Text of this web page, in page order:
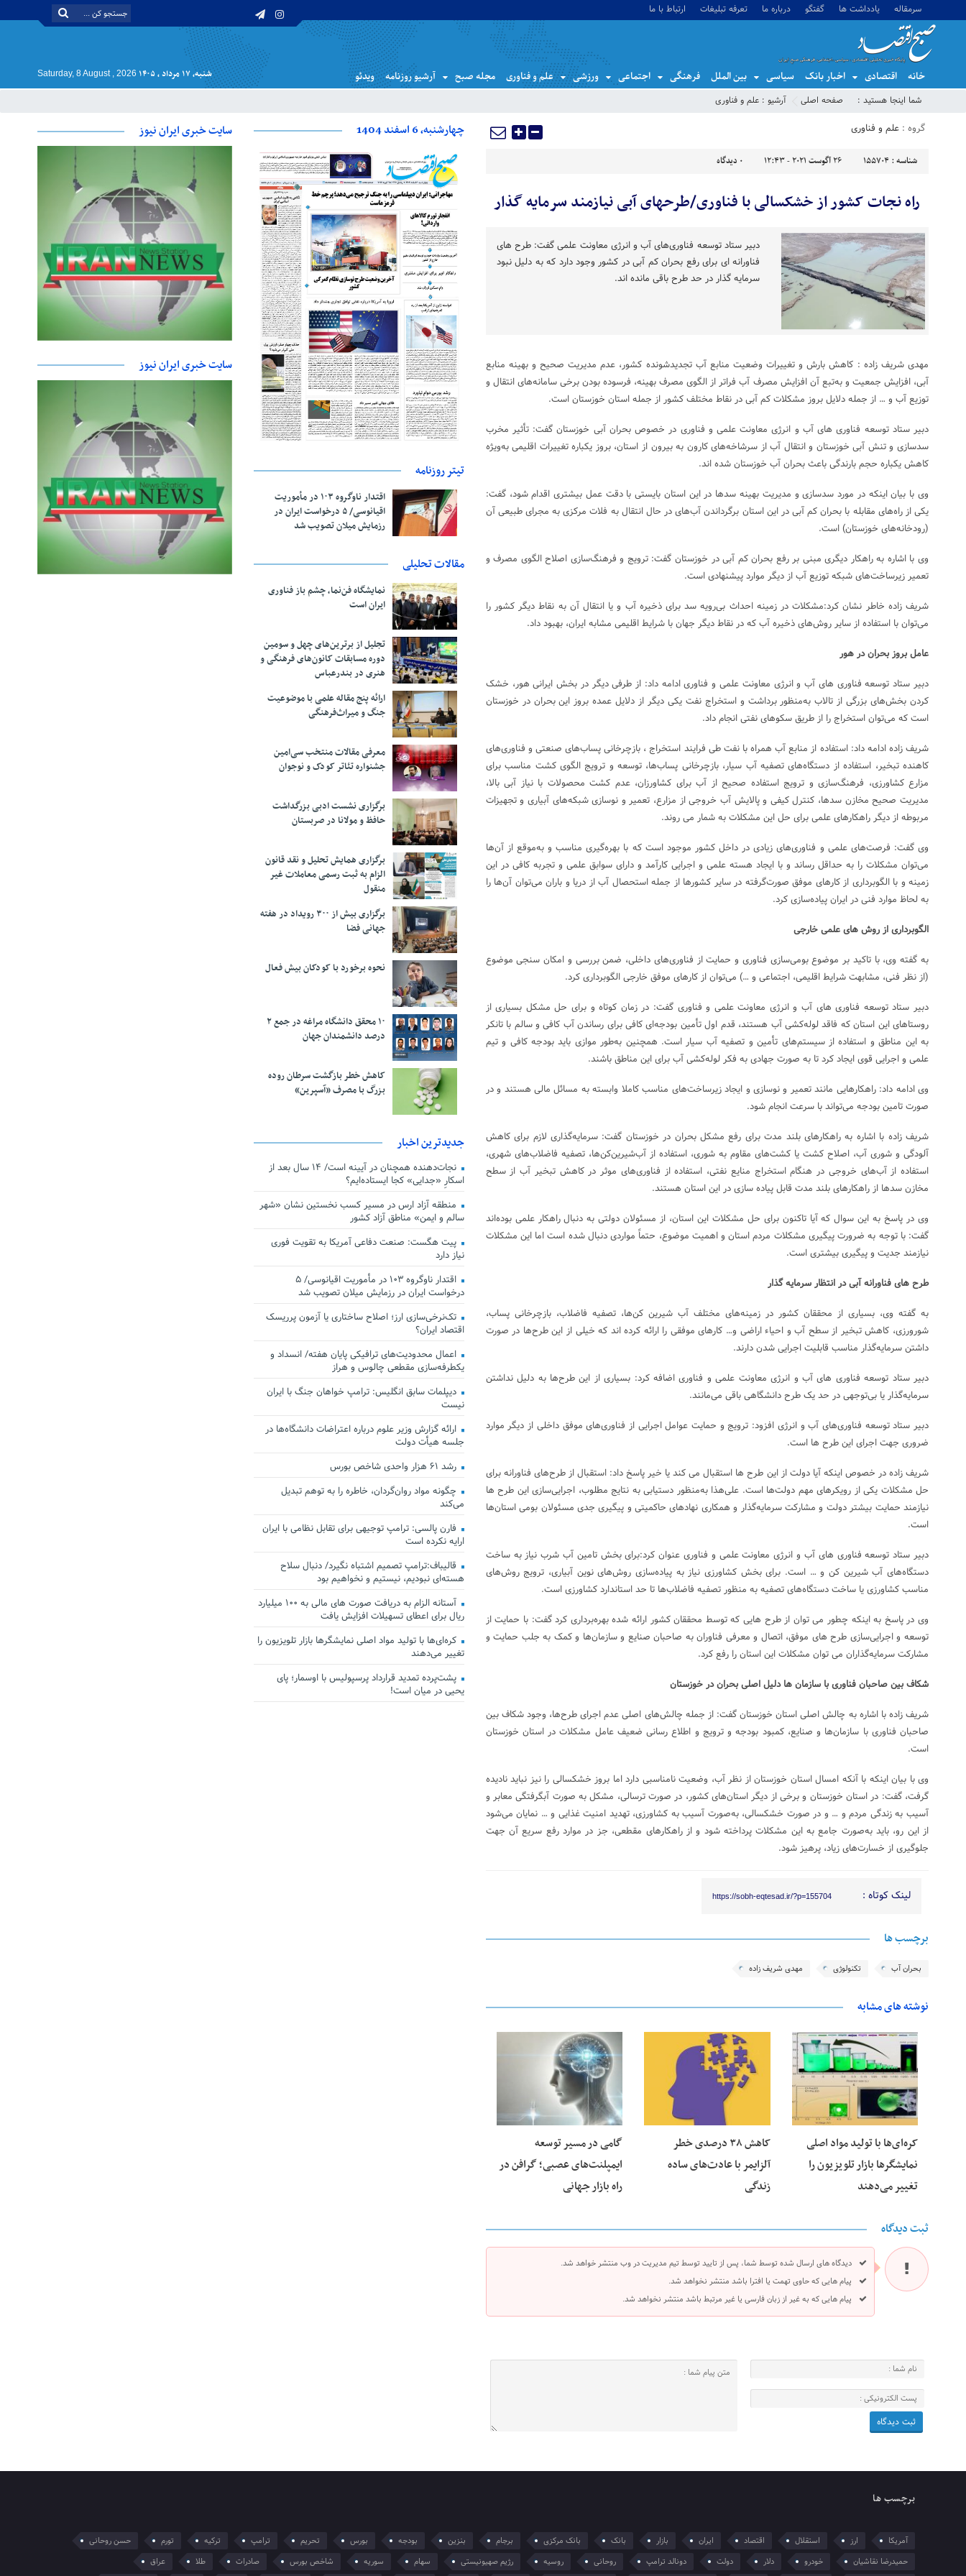
سرمقاله یادداشت ها گفتگو درباره ما تعرفه تبلیغات ارتباط با ما
خانه اقتصادی اخبار بانک سیاسی بین الملل فرهنگی اجتماعی ورزشی علم و فناوری مجله صبح آرشیو روزنامه ویدئو شنبه, ۱۷ مرداد , ۱۴۰۵ Saturday, 8 August , 2026
شما اینجا هستید : صفحه اصلی آرشیو : علم و فناوری
گروه : علم و فناوری
شناسه : 155704 26 آگوست 2021 - 12:43 0 دیدگاه
راه نجات کشور از خشکسالی با فناوری/طرحهای آبی نیازمند سرمایه گذار
دبیر ستاد توسعه فناوری‌های آب و انرژی معاونت علمی گفت: طرح های
فناورانه ای برای رفع بحران کم آبی در کشور وجود دارد که به دلیل نبود
سرمایه گذار در حد طرح باقی مانده اند.
مهدی شریف زاده : کاهش بارش و تغییرات وضعیت منابع آب تجدیدشونده کشور، عدم مدیریت صحیح و بهینه منابع
آبی، افزایش جمعیت و به‌تبع آن افزایش مصرف آب فراتر از الگوی مصرف بهینه، فرسوده بودن برخی سامانه‌های انتقال و
توزیع آب و … از جمله دلایل بروز مشکلات کم آبی در نقاط مختلف کشور از جمله استان خوزستان است.
دبیر ستاد توسعه فناوری های آب و انرژی معاونت علمی و فناوری در خصوص بحران آبی خوزستان گفت: تأثیر مخرب
سدسازی و تنش آبی خوزستان و انتقال آب از سرشاخه‌های کارون به بیرون از استان، بروز یکباره تغییرات اقلیمی به‌ویژه
کاهش یکباره حجم بارندگی باعث بحران آب خوزستان شده اند.
وی با بیان اینکه در مورد سدسازی و مدیریت بهینه سدها در این استان بایستی با دقت عمل بیشتری اقدام شود، گفت:
یکی از راه‌های مقابله با بحران کم آبی در این استان برگرداندن آب‌های در حال انتقال به فلات مرکزی به مجرای طبیعی آن
(رودخانه‌های خوزستان) است.
وی با اشاره به راهکار دیگری مبنی بر رفع بحران کم آبی در خوزستان گفت: ترویج و فرهنگ‌سازی اصلاح الگوی مصرف و
تعمیر زیرساخت‌های شبکه توزیع آب از دیگر موارد پیشنهادی است.
شریف زاده خاطر نشان کرد:مشکلات در زمینه احداث بی‌رویه سد برای ذخیره آب و یا انتقال آن به نقاط دیگر کشور را
می‌توان با استفاده از سایر روش‌های ذخیره آب که در نقاط دیگر جهان با شرایط اقلیمی مشابه ایران، بهبود داد.
عامل بروز بحران در هور
دبیر ستاد توسعه فناوری های آب و انرژی معاونت علمی و فناوری ادامه داد: از طرفی دیگر در بخش ایرانی هور، خشک
کردن بخش‌های بزرگی از تالاب به‌منظور برداشت و استخراج نفت یکی دیگر از دلایل عمده بروز این بحران در خوزستان
است که می‌توان استخراج را از طریق سکوهای نفتی انجام داد.
شریف زاده ادامه داد: استفاده از منابع آب همراه با نفت طی فرایند استخراج ، بازچرخانی پساب‌های صنعتی و فناوری‌های
کاهنده تبخیر، استفاده از دستگاه‌های تصفیه آب سیار، بازچرخانی پساب‌ها، توسعه و ترویج الگوی کشت مناسب برای
مزارع کشاورزی، فرهنگ‌سازی و ترویج استفاده صحیح از آب برای کشاورزان، عدم کشت محصولات با نیاز آبی بالا،
مدیریت صحیح مخازن سدها، کنترل کیفی و پالایش آب خروجی از مزارع، تعمیر و نوسازی شبکه‌های آبیاری و تجهیزات
مربوطه از دیگر راهکارهای علمی برای حل این مشکلات به شمار می روند.
وی گفت: فرصت‌های علمی و فناوری‌های زیادی در داخل کشور موجود است که با بهره‌گیری مناسب و به‌موقع از آن‌ها
می‌توان مشکلات را به حداقل رساند و با ایجاد هسته علمی و اجرایی کارآمد و دارای سوابق علمی و تجربه کافی در این
زمینه و با الگوبرداری از کارهای موفق صورت‌گرفته در سایر کشورها از جمله استحصال آب از دریا و باران می‌توان آن‌ها را
به لحاظ موارد فنی در ایران پیاده‌سازی کرد.
الگوبرداری از روش های علمی خارجی
به گفته وی، با تاکید بر موضوع بومی‌سازی فناوری و حمایت از فناوری‌های داخلی، ضمن بررسی و امکان سنجی موضوع
(از نظر فنی، مشابهت شرایط اقلیمی، اجتماعی و …) می‌توان از کارهای موفق خارجی الگوبرداری کرد.
دبیر ستاد توسعه فناوری های آب و انرژی معاونت علمی و فناوری گفت: در زمان کوتاه و برای حل مشکل بسیاری از
روستاهای این استان که فاقد لوله‌کشی آب هستند، قدم اول تأمین بودجه‌ای کافی برای رساندن آب کافی و سالم با تانکر
به این مناطق و استفاده از سیستم‌های تأمین و تصفیه آب سیار است. همچنین به‌طور موازی باید بودجه کافی و تیم
علمی و اجرایی قوی ایجاد کرد تا به صورت جهادی به فکر لوله‌کشی آب برای این مناطق باشند.
وی ادامه داد: راهکارهایی مانند تعمیر و نوسازی و ایجاد زیرساخت‌های مناسب کاملا وابسته به مسائل مالی هستند و در
صورت تامین بودجه می‌تواند با سرعت انجام شود.
شریف زاده با اشاره به راهکارهای بلند مدت برای رفع مشکل بحران در خوزستان گفت: سرمایه‌گذاری لازم برای کاهش
آلودگی و شوری آب، اصلاح کشت یا کشت‌های مقاوم به شوری، استفاده از آب‌شیرین‌کن‌ها، تصفیه فاضلاب‌های شهری،
استفاده از آب‌های خروجی در هنگام استخراج منایع نفتی، استفاده از فناوری‌های موثر در کاهش تبخیر آب از سطح
مخازن سدها از راهکارهای بلند مدت قابل پیاده سازی در این استان هستند.
وی در پاسخ به این سوال که آیا تاکنون برای حل مشکلات این استان، از مسئولان دولتی به دنبال راهکار علمی بوده‌اند
گفت: با توجه به ضرورت پیگیری مشکلات مردم استان و اهمیت موضوع، حتماً مواردی دنبال شده است اما این مشکلات
نیازمند جدیت و پیگیری بیشتری است.
طرح های فناورانه آبی در انتظار سرمایه گذار
به گفته وی، بسیاری از محققان کشور در زمینه‌های مختلف آب شیرین کن‌ها، تصفیه فاضلاب، بازچرخانی پساب،
شورورزی، کاهش تبخیر از سطح آب و احیاء اراضی و… کارهای موفقی را ارائه کرده‌ اند که خیلی از این طرح‌ها در صورت
داشتن سرمایه‌گذار مناسب قابلیت اجرایی شدن دارند.
دبیر ستاد توسعه فناوری های آب و انرژی معاونت علمی و فناوری اضافه کرد: بسیاری از این طرح‌ها به دلیل نداشتن
سرمایه‌گذار یا بی‌توجهی در حد یک طرح دانشگاهی باقی می‌مانند.
دبیر ستاد توسعه فناوری‌های آب و انرژی افزود: ترویج و حمایت عوامل اجرایی از فناوری‌های موفق داخلی از دیگر موارد
ضروری جهت اجرای این طرح ها است.
شریف زاده در خصوص اینکه آیا دولت از این طرح ها استقبال می کند یا خیر پاسخ داد: استقبال از طرح‌های فناورانه برای
حل مشکلات یکی از رویکرهای مهم دولت‌ها است. علی‌هذا به‌منظور دستیابی به نتایج مطلوب، اجرایی‌سازی این طرح ها
نیازمند حمایت بیشتر دولت و مشارکت سرمایه‌گذار و همکاری نهادهای حاکمیتی و پیگیری جدی مسئولان بومی استان‌ها
است.
دبیر ستاد توسعه فناوری های آب و انرژی معاونت علمی و فناوری عنوان کرد:برای بخش تامین آب شرب نیاز به ساخت
دستگاه‌های آب شیرین کن و … است. برای بخش کشاورزی نیاز به پیاده‌سازی روش‌های نوین آبیاری، ترویج روش‌های
مناسب کشاورزی یا ساخت دستگاه‌های تصفیه به منظور تصفیه فاضلاب‌ها تا حد استاندارد کشاورزی است.
وی در پاسخ به اینکه چطور می توان از طرح هایی که توسط محققان کشور ارائه شده بهره‌برداری کرد گفت: با حمایت از
توسعه و اجرایی‌سازی طرح های موفق، اتصال و معرفی فناوران به صاحبان صنایع و سازمان‌ها و کمک به جلب حمایت و
مشارکت سرمایه‌گذاران می توان مشکلات این استان را رفع کرد.
شکاف بین صاحبان فناوری با سازمان ها دلیل اصلی بحران در خوزستان
شریف زاده با اشاره به چالش اصلی استان خوزستان گفت: از جمله چالش‌های اصلی عدم اجرای طرح‌ها، وجود شکاف بین
صاحبان فناوری با سازمان‌ها و صنایع، کمبود بودجه و ترویج و اطلاع رسانی ضعیف عامل مشکلات در استان خوزستان
است.
وی با بیان اینکه با آنکه امسال استان خوزستان از نظر آب، وضعیت نامناسبی دارد اما بروز خشکسالی را نیز نباید نادیده
گرفت، گفت: در استان خوزستان و برخی از دیگر استان‌های کشور، در صورت ترسالی، مشکل به صورت آبگرفتگی معابر و
آسیب به زندگی مردم و … و در صورت خشکسالی، به‌صورت آسیب به کشاورزی، تهدید امنیت غذایی و … نمایان می‌شود
از این رو، باید به‌صورت جامع به این مشکلات پرداخته شود و از راهکارهای مقطعی، جز در موارد رفع سریع آن جهت
جلوگیری از خسارت‌های زیاد، پرهیز شود.
لینک کوتاه : https://sobh-eqtesad.ir/?p=155704
برچسب ها
بحران آب تکنولوژی مهدی شریف زاده
نوشته های مشابه
25 فوریه 2026
کره‌ای‌ها با تولید مواد اصلی
نمایشگرها بازار تلویزیون را
تغییر می‌دهند
24 فوریه 2026
کاهش ۳۸ درصدی خطر
آلزایمر با عادت‌های ساده
زندگی
23 فوریه 2026
گامی در مسیر توسعه
ایمپلنت‌های عصبی؛ گرافن در
راه بازار جهانی
ثبت دیدگاه
دیدگاه های ارسال شده توسط شما، پس از تایید توسط تیم مدیریت در وب منتشر خواهد شد.
پیام هایی که حاوی تهمت یا افترا باشد منتشر نخواهد شد.
پیام هایی که به غیر از زبان فارسی یا غیر مرتبط باشد منتشر نخواهد شد.
چهارشنبه، 6 اسفند 1404
تیتر روزنامه
اقتدار ناوگروه ۱۰۳ در مأموریت‌
اقیانوسی/ ۵ درخواست ایران در
رزمایش میلان تصویب شد
مقالات تحلیلی
نمایشگاه فن‌نما، چشم باز فناوری
ایران است
تجلیل از بر‌ترین‌های چهل و سومین
دوره مسابقات کانون‌های فرهنگی و
هنری در بندرعباس
ارائه پنج مقاله علمی با موضوعیت
جنگ و میراث‌فرهنگی
معرفی مقالات منتخب سی‌امین
جشنواره تئاتر کودک و نوجوان
برگزاری نشست ادبی بزرگداشت
حافظ و مولانا در صربستان
برگزاری همایش تحلیل و نقد قانون
الزام به ثبت رسمی معاملات غیر
منقول
برگزاری بیش از ۳۰۰ رویداد در هفته
جهانی فضا
نحوه برخورد با کودکان بیش فعال
۱۰ محقق دانشگاه مراغه در جمع ۲
درصد دانشمندان جهان
کاهش خطر بازگشت سرطان روده
بزرگ با مصرف «آسپرین»
جدیدترین اخبار
نجات‌دهنده‌ همچنان در آیینه است/ ۱۴ سال بعد از
اسکارِ «جدایی» کجا ایستاده‌ایم؟
منطقه آزاد ارس در مسیر کسب نخستین نشان «شهر
سالم و ایمن» مناطق آزاد کشور
پیت هگست: صنعت دفاعی آمریکا به تقویت فوری
نیاز دارد
اقتدار ناوگروه ۱۰۳ در مأموریت‌ اقیانوسی/ ۵
درخواست ایران در رزمایش میلان تصویب شد
تک‌نرخی‌سازی ارز؛ اصلاح ساختاری یا آزمون پرریسک
اقتصاد ایران؟
اعمال محدودیت‌های ترافیکی پایان هفته/ انسداد و
یکطرفه‌سازی مقطعی چالوس و هراز
دیپلمات سابق انگلیس:‌ ترامپ خواهان جنگ با ایران
نیست
ارائه گزارش وزیر علوم درباره اعتراضات دانشگاه‌ها در
جلسه هیأت دولت
رشد ۶۱ هزار واحدی شاخص بورس
چگونه مواد روان‌گردان، خاطره را به توهم تبدیل
می‌کند
فارن پالسی: ترامپ توجیهی برای تقابل نظامی با ایران
ارایه نکرده است
قالیباف:ترامپ تصمیم اشتباه نگیرد/ دنبال سلاح
هسته‌ای نبودیم، نیستیم و نخواهیم بود
آستانه الزام به دریافت صورت های مالی به ۱۰۰ میلیارد
ریال برای اعطای تسهیلات افزایش یافت
کره‌ای‌ها با تولید مواد اصلی نمایشگرها بازار تلویزیون را
تغییر می‌دهند
پشت‌پرده تمدید قرارداد پرسپولیس با اوسمار؛ پای
یحیی در میان است!
سایت خبری ایران نیوز
سایت خبری ایران نیوز
برچسب ها
آمریکا ارز استقلال اقتصاد ایران بازار بانک بانک مرکزی برجام بنزین بودجه بورس تحریم ترامپ ترکیه تورم
حسن روحانی
حمیدرضا نقاشیان
خودرو دلار دولت دونالد ترامپ روحانی روسیه رژیم صهیونیستی سهام سوریه شاخص بورس صادرات طلا عراق